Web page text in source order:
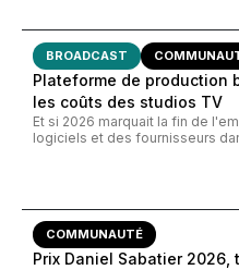
BROADCAST
Plateforme de production
les coûts des studios TV
Et si 2026 marquait la fin de
logiciels et des fournisseurs
COMMUNAUTÉ
Prix Daniel Sabatier